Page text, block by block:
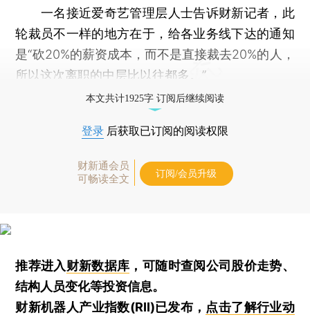
一名接近爱奇艺管理层人士告诉财新记者，此
轮裁员不一样的地方在于，给各业务线下达的通知
是“砍20%的薪资成本，而不是直接裁去20%的人，
所以这次离职的中层比以往都多。”
本文共计1925字 订阅后继续阅读
登录 后获取已订阅的阅读权限
财新通会员
可畅读全文
订阅/会员升级
推荐进入财新数据库 ，可随时查阅公司股价走势、
结构人员变化等投资信息。
财新机器人产业指数(RII)已发布， 点击了解行业动